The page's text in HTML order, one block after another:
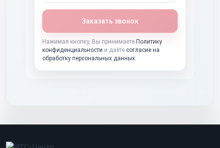
Заказать звонок
Нажимая кнопку, Вы принимаете Политику
конфиденциальности и даёте согласие на
обработку персональных данных.